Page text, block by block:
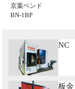
京葉ベンド
BN-1BP
NC
板金